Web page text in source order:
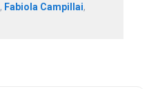
, Fabiola Campillai,